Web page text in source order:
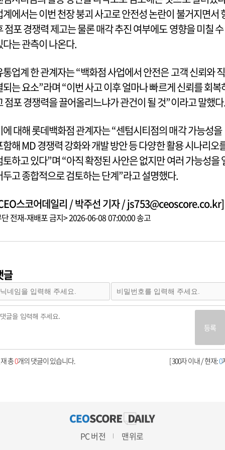
계에서는 이번 천장 붕괴 사고로 안전성 논란이 불거지면서
점포 경쟁력 제고는 물론 매각 추진 여부에도 영향을 미칠 수
다는 관측이 나온다.
통업계 한 관계자는 “백화점 사업에서 안전은 고객 신뢰와 직
되는 요소”라며 “이번 사고 이후 얼마나 빠르게 신뢰를 회복
점포 경쟁력을 끌어올리느냐가 관건이 될 것”이라고 말했
에 대해 롯데백화점 관계자는 “센텀시티점의 매각 가능성을
함해 MD 경쟁력 강화와 개발 방안 등 다양한 활용 시나리오
토하고 있다”며 “아직 확정된 사안은 없지만 여러 가능성을
두고 종합적으로 검토하는 단계”라고 설명했다.
스코어데일리 / 박주선 기자 / js753@ceoscore.co.kr]
전재-재배포 금지> 2026-06-08 07:00:00 송고
글
등록
[ 300자 이내 / 현재:0
총0개의 댓글이 있습니다.
PC 버전 맨위로